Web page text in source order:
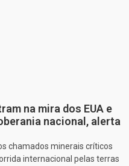
na mira dos EUA e
nacional, alerta
chamados minerais críticos
internacional pelas terras